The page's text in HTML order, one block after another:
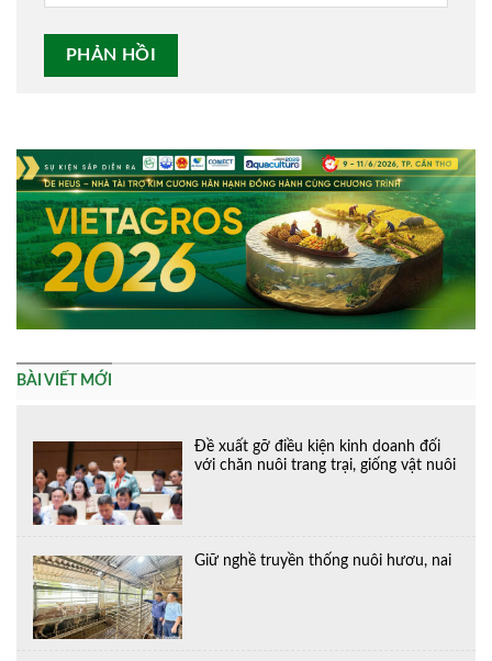
BÀI VIẾT MỚI
Đề xuất gỡ điều kiện kinh doanh đối
với chăn nuôi trang trại, giống vật nuôi
Giữ nghề truyền thống nuôi hươu, nai